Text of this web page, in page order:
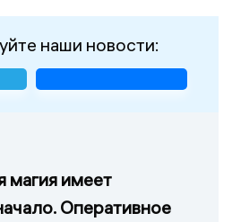
наши новости:
магия имеет
Оперативное